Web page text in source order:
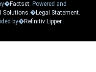
Factset. Powered and
Solutions.�Legal Statement.
by�Refinitiv Lipper.